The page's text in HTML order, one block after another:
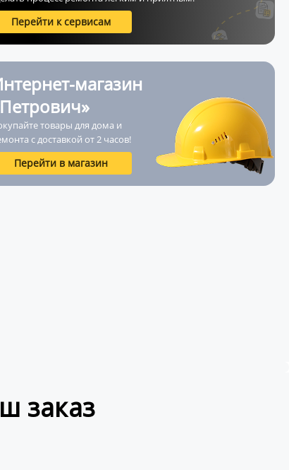
Перейти к сервисам
магазин
товары для дома и
с доставкой от 2 часов!
Перейти в магазин
заказ